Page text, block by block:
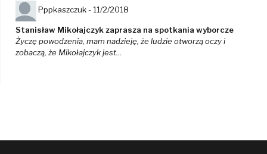
Pppkaszczuk - 11/2/2018
Stanisław Mikołajczyk zaprasza na spotkania wyborcze
Życzę powodzenia, mam nadzieję, że ludzie otworzą oczy i
zobaczą, że Mikołajczyk jest...